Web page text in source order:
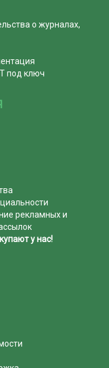
о журналах,
под ключ
рекламных и
у нас!